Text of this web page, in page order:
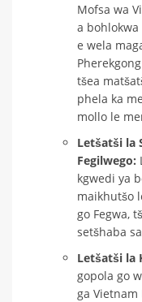
Mofsa wa
a bohlokwa
e wela
tšea
phela ka
mollo le
Letšatši la
Fegilwego:
kgwedi ya
maikhutšo
go Fegwa,
setšhaba
Letšatši la
gopola go
ga Vietnam